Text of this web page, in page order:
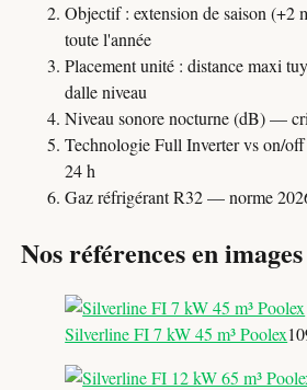
Objectif : extension de saison (+2
toute l'année
Placement unité : distance maxi
dalle niveau
Niveau sonore nocturne (dB) —
Technologie Full Inverter vs on/
24 h
Gaz réfrigérant R32 — norme
Nos références en images
Silverline FI 7 kW 45 m³ Poolex